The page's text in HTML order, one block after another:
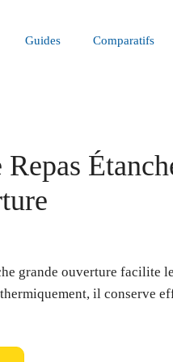
Guides Comparatifs
grande ouverture facilite
il conserve